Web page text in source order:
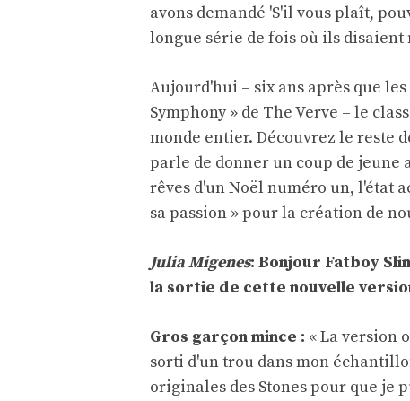
avons demandé 'S'il vous plaît,
longue série de fois où ils disaient
Aujourd'hui – six ans après que
Symphony » de The Verve – le
monde entier. Découvrez le reste
parle de donner un coup de jeune
rêves d'un Noël numéro un, l'état
sa passion » pour la création de
Julia Migenes: Bonjour Fatboy
la sortie de cette nouvelle
Gros garçon mince : « La version
sorti d'un trou dans mon
originales des Stones pour que je